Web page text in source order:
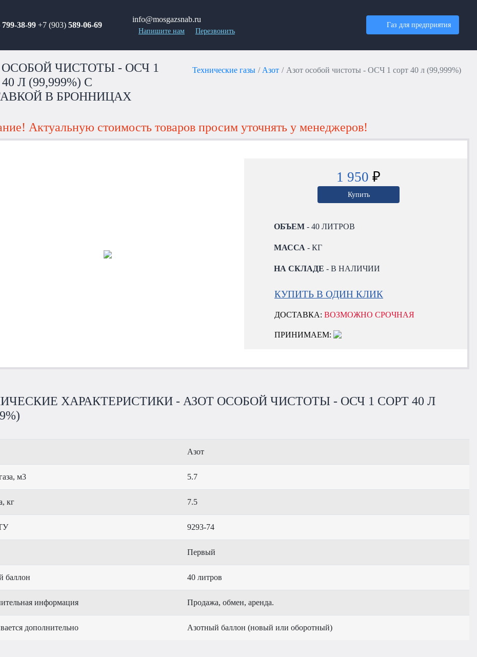
799-38-99 +7 (903) 589-06-69
info@mosgazsnab.ru
Напишите нам Перезвонить
Газ для предприятия
ОСОБОЙ ЧИСТОТЫ - ОСЧ 1
Л (99,999%) С
В БРОННИЦАХ
Технические газы Азот Азот особой чистоты - ОСЧ 1 сорт 40 л (99,999%)
Актуальную стоимость товаров просим уточнять у менеджеров!
1 950₽
Купить
ОБЪЕМ - 40 ЛИТРОВ
МАССА - КГ
НА СКЛАДЕ - В НАЛИЧИИ
КУПИТЬ В ОДИН КЛИК
ДОСТАВКА:ВОЗМОЖНО СРОЧНАЯ
ПРИНИМАЕМ:
ХАРАКТЕРИСТИКИ - АЗОТ ОСОБОЙ ЧИСТОТЫ - ОСЧ 1 СОРТ 40 Л
Азот
м3 5.7
кг 7.5
9293-74
Первый
баллон 40 литров
информация Продажа, обмен, аренда.
дополнительно Азотный баллон (новый или оборотный)